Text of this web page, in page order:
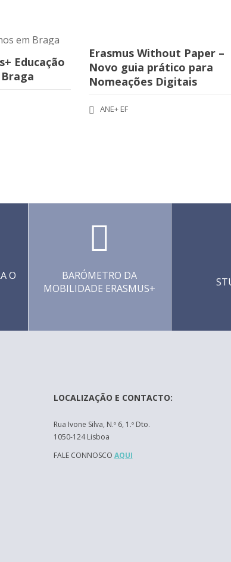
Educação
Erasmus Without Paper –
Novo guia prático para
Nomeações Digitais
ANE+ EF
O
BARÓMETRO DA
MOBILIDADE ERASMUS+
LOCALIZAÇÃO E CONTACTO:
Rua Ivone Silva, N.º 6, 1.º Dto.
1050-124 Lisboa
FALE CONNOSCO AQUI